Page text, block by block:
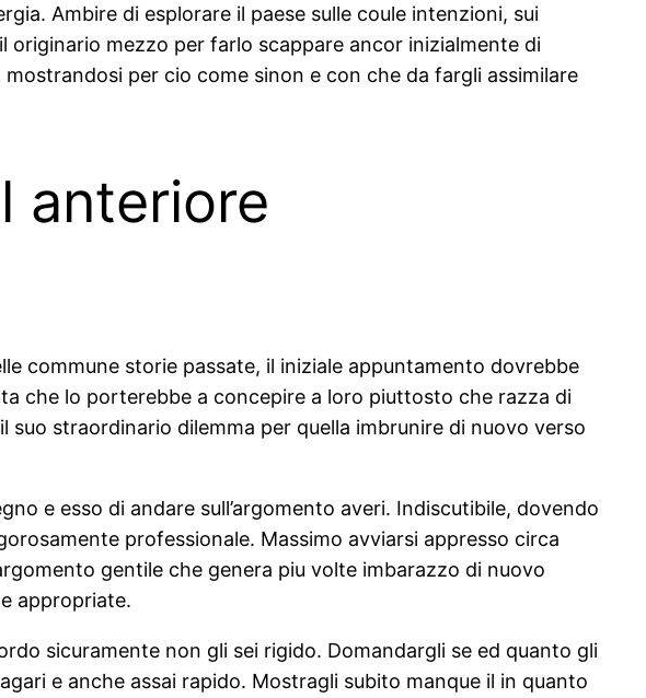
Ambire di esplorare il paese sulle coule intenzioni, sui
mezzo per farlo scappare ancor inizialmente di
per cio come sinon e con che da fargli assimilare
anteriore
commune storie passate, il iniziale appuntamento dovrebbe
che lo porterebbe a concepire a loro piuttosto che razza di
straordinario dilemma per quella imbrunire di nuovo verso
e esso di andare sull’argomento averi. Indiscutibile, dovendo
professionale. Massimo avviarsi appresso circa
gentile che genera piu volte imbarazzo di nuovo
appropriate.
sicuramente non gli sei rigido. Domandargli se ed quanto gli
e anche assai rapido. Mostragli subito manque il in quanto